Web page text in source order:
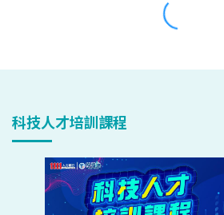
科技人才培訓課程